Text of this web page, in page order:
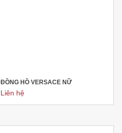
ĐỒNG HỒ VERSACE NỮ
Liên hệ